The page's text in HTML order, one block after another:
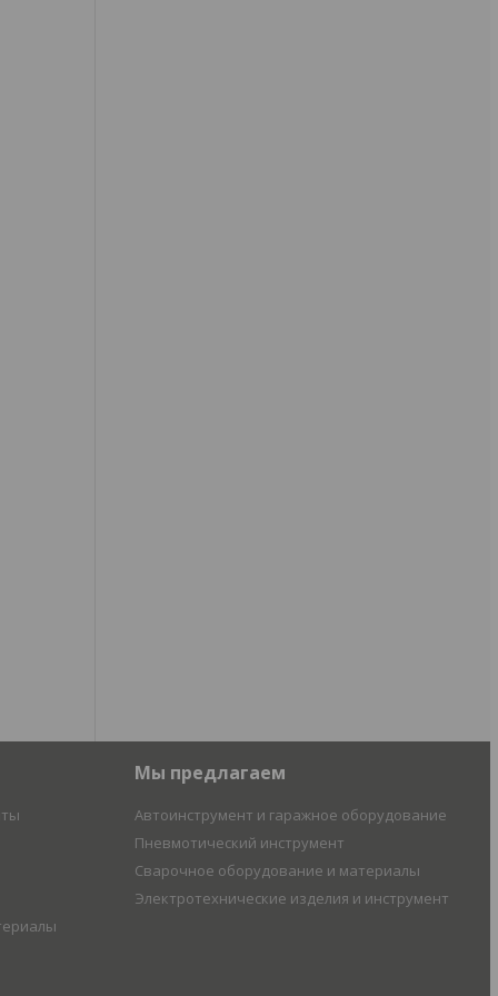
Мы предлагаем
Автоинструмент и гаражное оборудование
Пневмотический инструмент
Сварочное оборудование и материалы
Электротехнические изделия и инструмент